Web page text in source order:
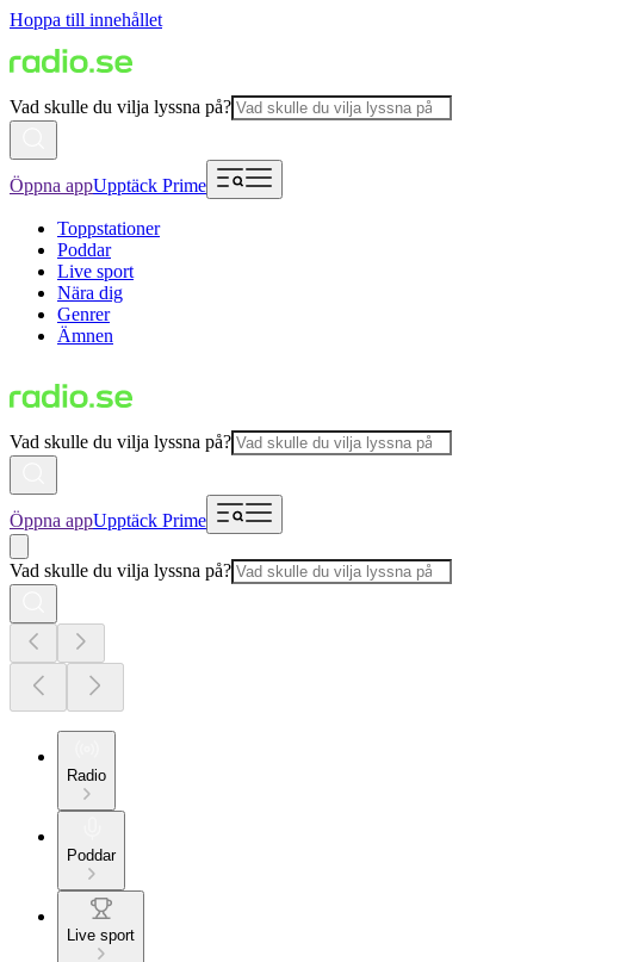
Hoppa till innehållet
Vad skulle du vilja lyssna på?
Öppna appUpptäck Prime
Toppstationer
Poddar
Live sport
Nära dig
Genrer
Ämnen
Vad skulle du vilja lyssna på?
Öppna appUpptäck Prime
Vad skulle du vilja lyssna på?
Radio
Poddar
Live sport